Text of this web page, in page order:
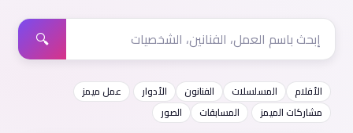
🔍
الأفلام المسلسلات الفنانون الأدوار
عمل ميمز
مشاركات الميمز
المسابقات الصور